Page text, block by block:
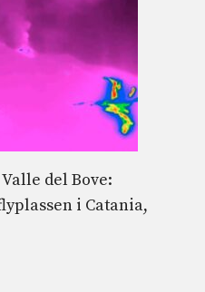
del Bove:
i Catania,